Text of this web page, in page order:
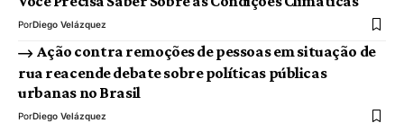
PorDiego Velázquez
Ação contra remoções de pessoas em situação de
rua reacende debate sobre políticas públicas
urbanas no Brasil
PorDiego Velázquez